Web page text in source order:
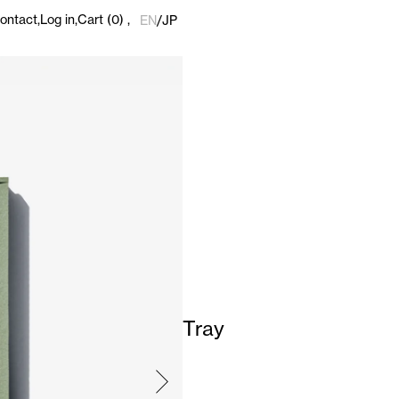
Log inCart (0) EN/JP
Tray